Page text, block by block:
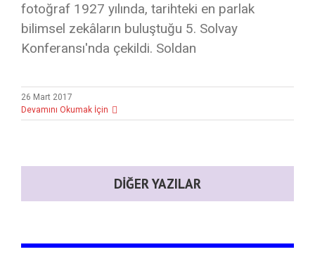
fotoğraf 1927 yılında, tarihteki en parlak
bilimsel zekâların buluştuğu 5. Solvay
Konferansı'nda çekildi. Soldan
26 Mart 2017
Devamını Okumak İçin
DIĞER YAZILAR